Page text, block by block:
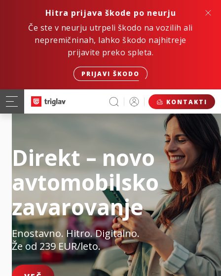
Hitra prijava škode po neurju
Če ste v neurju utrpeli škodo na vozilih ali
nepremičninah, lahko škodo najhitreje
prijavite preko spleta.
PRIJAVI ŠKODO
KONTAKTI
Direkt – novo
avtomobilsko
zavarovanje
Enostavno. Hitro. Digitalno.
Že od 239 EUR/leto.